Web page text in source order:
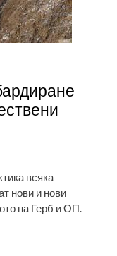
всяка
нови и нови
на Герб и ОП.